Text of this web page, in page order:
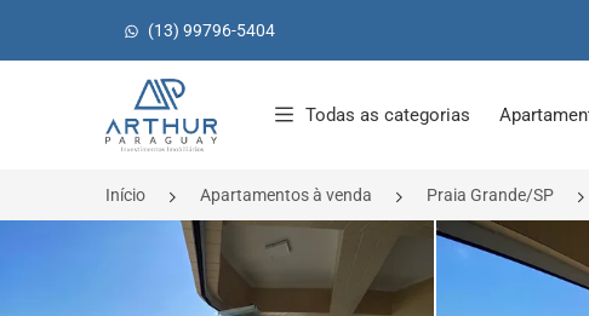
(13) 99796-5404
Página inicial
Todas as categorias
Início Apartamentos à venda Praia Grande/SP